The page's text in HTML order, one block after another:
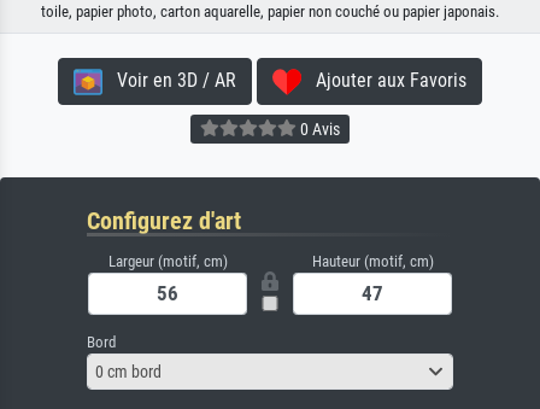
toile, papier photo, carton aquarelle, papier non couché ou papier japonais.
Voir en 3D / AR Ajouter aux Favoris
0 Avis
Configurez d'art
Largeur (motif, cm) Hauteur (motif, cm)
Bord
0 cm bord